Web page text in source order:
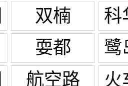
双楠
科
耍都
鹭
航空路
火